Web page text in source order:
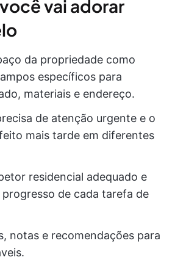
vai adorar
da propriedade como
específicos para
materiais e endereço.
de atenção urgente e o
mais tarde em diferentes
residencial adequado e
de cada tarefa de
notas e recomendações para